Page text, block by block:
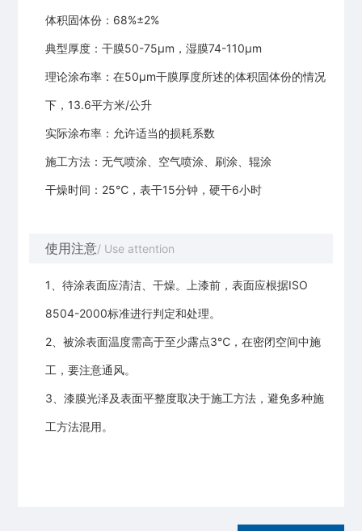
体积固体份：68%±2%
典型厚度：干膜50-75μm ，湿膜74-110μm
理论涂布率：在50μm干膜厚度所述的体积固体份的情况
下，13.6平方米/公升
实际涂布率：允许适当的损耗系数
施工方法：无气喷涂、空气喷涂、刷涂、辊涂
干燥时间：25℃，表干15分钟，硬干6小时
使用注意/ Use attention
1、待涂表面应清洁、干燥。上漆前，表面应根据ISO
8504-2000标准进行判定和处理。
2、被涂表面温度需高于至少露点3℃，在密闭空间中施
工，要注意通风。
3、漆膜光泽及表面平整度取决于施工方法，避免多种施
工方法混用。